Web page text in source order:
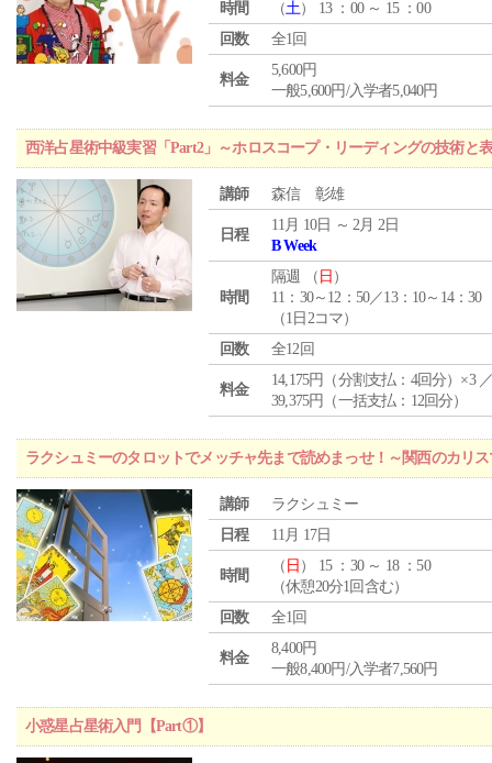
時間
（土） 13 ：00 ～ 15 ：00
回数
全1回
料金
5,600円
一般5,600円/入学者5,040円
西洋占星術中級実習「Part2」～ホロスコープ・リーディングの技術と
講師 森信 彰雄
日程
11月 10日 ～ 2月 2日
B Week
時間
隔週 （ 日 ）
11：30～12：50／13：10～14：30
（1日2コマ）
回数
全12回
料金
14,175円（分割支払：4回分）×3
39,375円（一括支払：12回分）
ラクシュミーのタロットでメッチャ先まで読めまっせ！～関西のカリ
講師
ラクシュミー
日程
11月 17日
時間
（ 日 ） 15 ：30 ～ 18 ：50
（休憩20分1回含む）
回数
全1回
料金
8,400円
一般8,400円/入学者7,560円
小惑星占星術入門【Part①】